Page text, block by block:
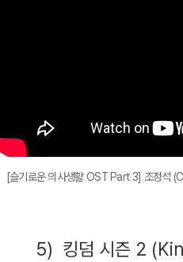
[슬기로운 의사생활 OST Part 3] 조정석
5) 킹덤 시즌 2